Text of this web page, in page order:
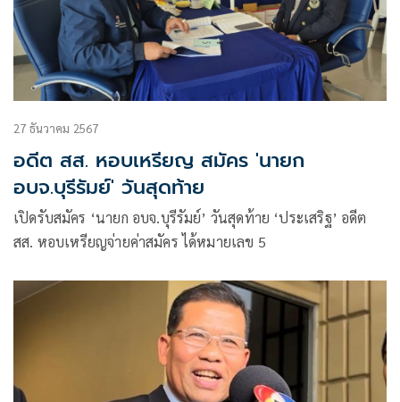
27 ธันวาคม 2567
อดีต สส. หอบเหรียญ สมัคร 'นายก
อบจ.บุรีรัมย์' วันสุดท้าย
เปิดรับสมัคร ‘นายก อบจ.บุรีรัมย์’ วันสุดท้าย ‘ประเสริฐ’ อดีต
สส. หอบเหรียญจ่ายค่าสมัคร ได้หมายเลข 5